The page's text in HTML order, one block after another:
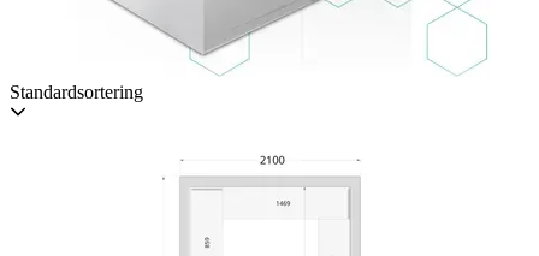
Standardsortering